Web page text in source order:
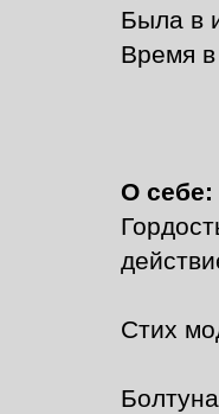
Былa в
Время в
О себе:
Стих